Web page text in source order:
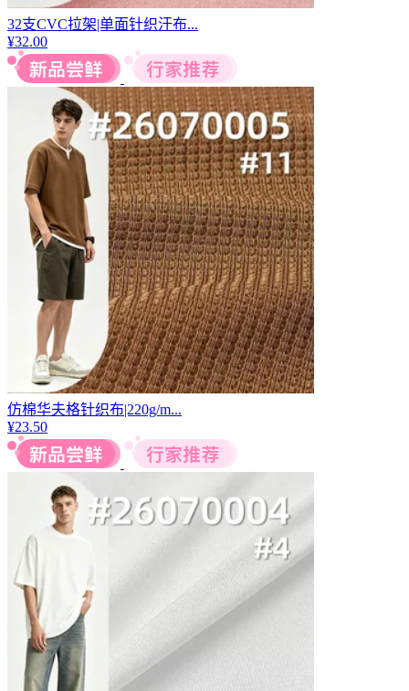
32支CVC拉架|单面针织汗布...
¥32.00
仿棉华夫格针织布|220g/m...
¥23.50